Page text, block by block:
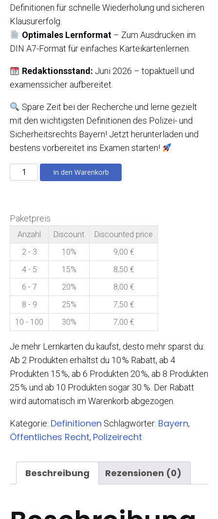
Definitionen für schnelle Wiederholung und sicheren
Klausurerfolg.
Optimales Lernformat– Zum Ausdrucken im
DIN A7-Format für einfaches Karteikartenlernen.
Redaktionsstand: Juni 2026 – topaktuell und
examenssicher aufbereitet.
Spare Zeit bei der Recherche und lerne gezielt
mit den wichtigsten Definitionen des Polizei- und
Sicherheitsrechts Bayern! Jetzt herunterladen und
bestens vorbereitet ins Examen starten!
Definitionen
Polizei-
Bayern
(3.
Auflage
2026)
Menge
In den Warenkorb
Paketpreis
Anzahl Discount
Discounted price
2 - 3
10% 9,00 €
4 - 5
15% 8,50 €
6 - 7
20% 8,00 €
8 - 9
25% 7,50 €
10 - 100
30% 7,00 €
Je mehr Lernkarten du kaufst, desto mehr sparst du:
Ab 2 Produkten erhältst du 10 % Rabatt, ab 4
Produkten 15 %, ab 6 Produkten 20 %, ab 8 Produkten
25 % und ab 10 Produkten sogar 30 %. Der Rabatt
wird automatisch im Warenkorb abgezogen.
Kategorie: Definitionen Schlagwörter: Bayern,
Öffentliches Recht, Polizeirecht
Beschreibung Rezensionen (0)